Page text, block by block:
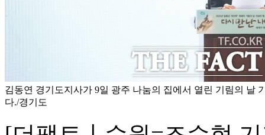
김동연 경기도지사가 9일 광주 나눔의 집에서 열린 기림의 날
다./경기도